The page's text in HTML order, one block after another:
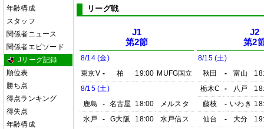
年齢構成
スタッフ
関係者ニュース
関係者エピソード
Jリーグ記録
順位表
勝ち点
得点ランキング
得失点
年齢構成
リーグ戦
J1
第2節
8/14 (金)
東京V - 柏 19:00 MUFG国立
8/15 (土)
鹿島
- 名古屋 18:00
メルスタ
水戸
- G大阪 18:00
水戸信ス
J2
第2
8/15 (土)
秋田
- 富山
栃木C
- 八戸
藤枝
- いわき
仙台
- 大分